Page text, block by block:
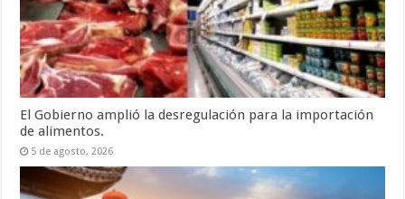
El Gobierno amplió la desregulación para la importación
de alimentos.
5 de agosto, 2026